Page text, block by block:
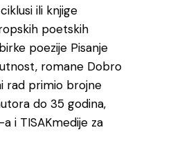
ili knjige
poetskih
poezije Pisanje
romane Dobro
rad primio brojne
do 35 godina,
i TISAKmedije za